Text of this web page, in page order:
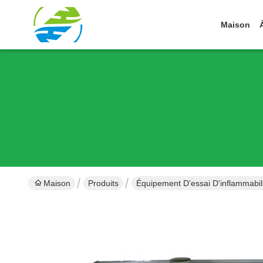
Maison
Maison Produits Équipement D'essai